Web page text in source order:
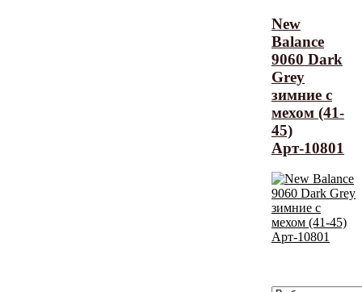
New
Balance
9060 Dark
Grey
зимние с
мехом (41-
45)
Арт-10801